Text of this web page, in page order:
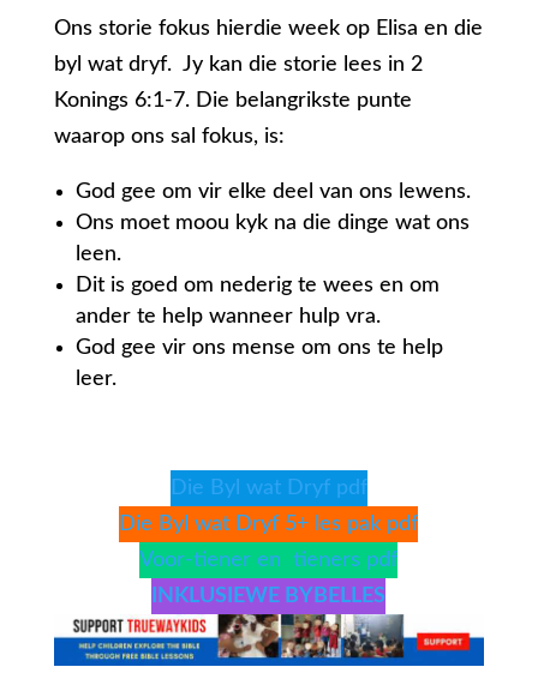
Ons storie fokus hierdie week op Elisa en die
byl wat dryf. Jy kan die storie lees in 2
Konings 6:1-7. Die belangrikste punte
waarop ons sal fokus, is:
God gee om vir elke deel van ons lewens.
Ons moet moou kyk na die dinge wat ons
leen.
Dit is goed om nederig te wees en om
ander te help wanneer hulp vra.
God gee vir ons mense om ons te help
leer.
Die Byl wat Dryf pdf
Die Byl wat Dryf 5+ les pak pdf
Voor-tiener en tieners pdf
INKLUSIEWE BYBELLES